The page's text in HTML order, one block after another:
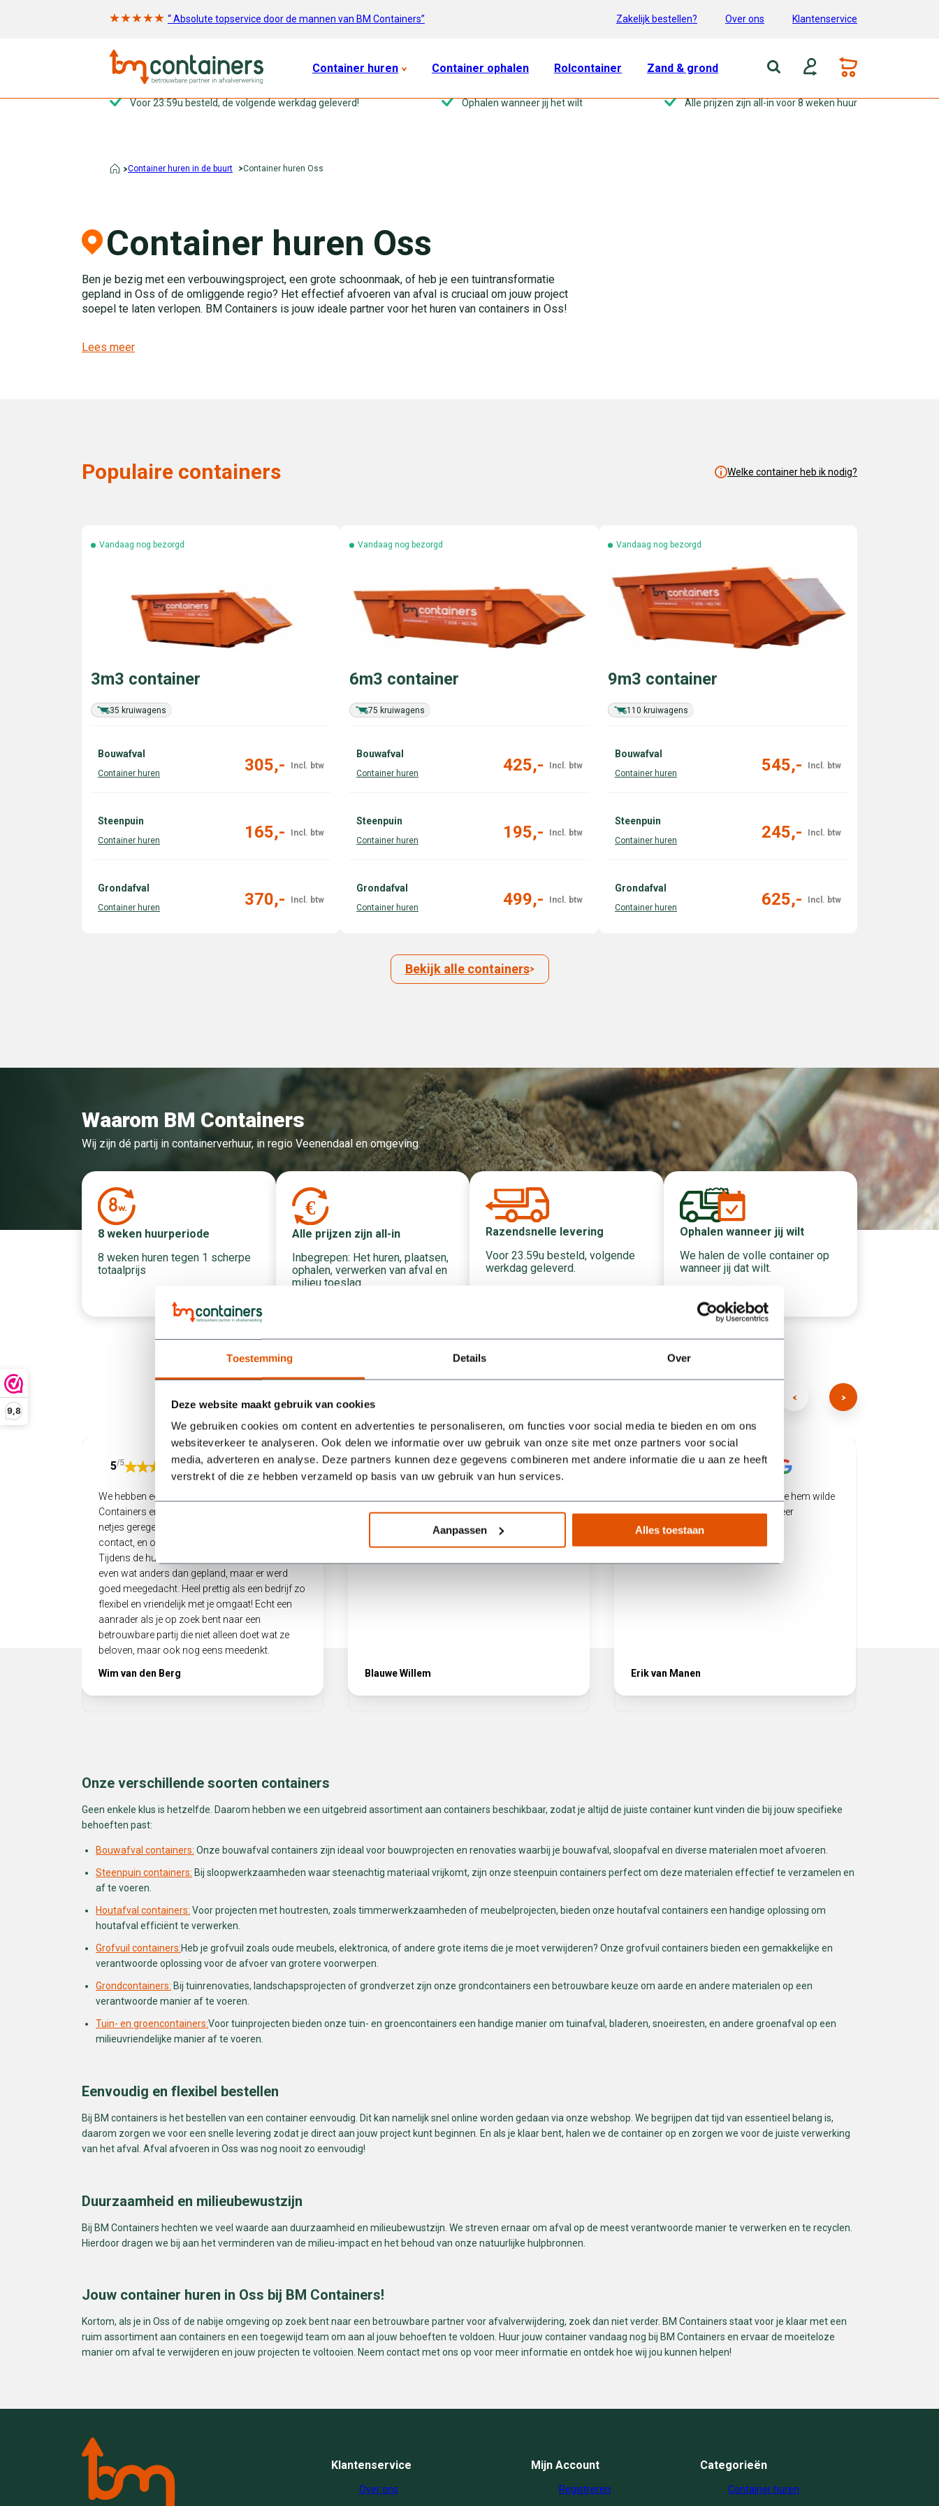
Toestemming Details Over
Deze website maakt gebruik van cookies
We gebruiken cookies om content en advertenties te personaliseren, om functies voor social media te bieden en om ons
websiteverkeer te analyseren. Ook delen we informatie over uw gebruik van onze site met onze partners voor social
media, adverteren en analyse. Deze partners kunnen deze gegevens combineren met andere informatie die u aan ze heeft
verstrekt of die ze hebben verzameld op basis van uw gebruik van hun services.
Aanpassen Alles toestaan
9,8
“ Absolute topservice door de mannen van BM Containers” Zakelijk bestellen? Over ons Klantenservice
Container huren Container ophalen Rolcontainer Zand & grond
Voor 23:59u besteld, de volgende werkdag geleverd! Ophalen wanneer jij het wilt Alle prijzen zijn all-in voor 8 weken huur
Container huren in de buurt Container huren Oss
Container huren Oss
Ben je bezig met een verbouwingsproject, een grote schoonmaak, of heb je een tuintransformatie
gepland in Oss of de omliggende regio? Het effectief afvoeren van afval is cruciaal om jouw project
soepel te laten verlopen. BM Containers is jouw ideale partner voor het huren van containers in Oss!
Lees meer
Populaire containers Welke container heb ik nodig?
Vandaag nog bezorgd
35 kruiwagens
3m3 container
Bouwafval
305,-
Steenpuin
165,-
Grondafval
370,-
Vandaag nog bezorgd
75 kruiwagens
6m3 container
Bouwafval
425,-
Steenpuin
195,-
Grondafval
499,-
Vandaag nog bezorgd
110 kruiwagens
9m3 container
Bouwafval
545,-
Steenpuin
245,-
Grondafval
625,-
Bekijk alle containers
Waarom BM Containers
Wij zijn dé partij in containerverhuur, in regio Veenendaal en omgeving.
8 weken huurperiode
8 weken huren tegen 1 scherpe
totaalprijs
Alle prijzen zijn all-in
Inbegrepen: Het huren, plaatsen,
ophalen, verwerken van afval en
milieu toeslag.
Razendsnelle levering
Voor 23.59u besteld, volgende
werkdag geleverd.
Ophalen wanneer jij wilt
We halen de volle container op
wanneer jij dat wilt.
Wat onze klanten zeggen
5/5
We hebben een container gehuurd bij BM
Containers en zijn supertevreden. Alles werd
netjes geregeld: snel geleverd, makkelijk
contact, en ook het ophalen verliep soepel.
Tijdens de huurperiode liep het bij ons allemaal
even wat anders dan gepland, maar er werd
goed meegedacht. Heel prettig als een bedrijf zo
flexibel en vriendelijk met je omgaat! Echt een
aanrader als je op zoek bent naar een
betrouwbare partij die niet alleen doet wat ze
beloven, maar ook nog eens meedenkt.
Wim van den Berg
5/5
een berichtje ook weer keurig optijd opgehaald.
Ook werden mijn vragen snel beantwoord. Als
Blauwe Willem
5 /5
Top geregeld bak neergezet waar we hem wilde
hebben en naar een belletje gelijk weer
opgehaald
Erik van Manen
Onze verschillende soorten containers
Geen enkele klus is hetzelfde. Daarom hebben we een uitgebreid assortiment aan containers beschikbaar, zodat je altijd de juiste container kunt vinden die bij jouw specifieke
behoeften past:
Bouwafval containers: Onze bouwafval containers zijn ideaal voor bouwprojecten en renovaties waarbij je bouwafval, sloopafval en diverse materialen moet afvoeren.
Steenpuin containers: Bij sloopwerkzaamheden waar steenachtig materiaal vrijkomt, zijn onze steenpuin containers perfect om deze materialen effectief te verzamelen en
af te voeren.
Houtafval containers: Voor projecten met houtresten, zoals timmerwerkzaamheden of meubelprojecten, bieden onze houtafval containers een handige oplossing om
houtafval efficiënt te verwerken.
Grofvuil containers:Heb je grofvuil zoals oude meubels, elektronica, of andere grote items die je moet verwijderen? Onze grofvuil containers bieden een gemakkelijke en
verantwoorde oplossing voor de afvoer van grotere voorwerpen.
Grondcontainers: Bij tuinrenovaties, landschapsprojecten of grondverzet zijn onze grondcontainers een betrouwbare keuze om aarde en andere materialen op een
verantwoorde manier af te voeren.
Tuin- en groencontainers:Voor tuinprojecten bieden onze tuin- en groencontainers een handige manier om tuinafval, bladeren, snoeiresten, en andere groenafval op een
milieuvriendelijke manier af te voeren.
Eenvoudig en flexibel bestellen
Bij BM containers is het bestellen van een container eenvoudig. Dit kan namelijk snel online worden gedaan via onze webshop. We begrijpen dat tijd van essentieel belang is,
daarom zorgen we voor een snelle levering zodat je direct aan jouw project kunt beginnen. En als je klaar bent, halen we de container op en zorgen we voor de juiste verwerking
van het afval. Afval afvoeren in Oss was nog nooit zo eenvoudig!
Duurzaamheid en milieubewustzijn
Bij BM Containers hechten we veel waarde aan duurzaamheid en milieubewustzijn. We streven ernaar om afval op de meest verantwoorde manier te verwerken en te recyclen.
Hierdoor dragen we bij aan het verminderen van de milieu-impact en het behoud van onze natuurlijke hulpbronnen.
Jouw container huren in Oss bij BM Containers!
Kortom, als je in Oss of de nabije omgeving op zoek bent naar een betrouwbare partner voor afvalverwijdering, zoek dan niet verder. BM Containers staat voor je klaar met een
ruim assortiment aan containers en een toegewijd team om aan al jouw behoeften te voldoen. Huur jouw container vandaag nog bij BM Containers en ervaar de moeiteloze
manier om afval te verwijderen en jouw projecten te voltooien. Neem contact met ons op voor meer informatie en ontdek hoe wij jou kunnen helpen!
Klantenservice
Over ons
Mijn Account
Registreren
Categorieën
Container huren